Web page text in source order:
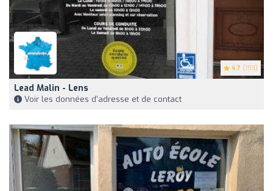
4.7 (193)
Lead Malin - Lens
Voir les données d'adresse et de contact